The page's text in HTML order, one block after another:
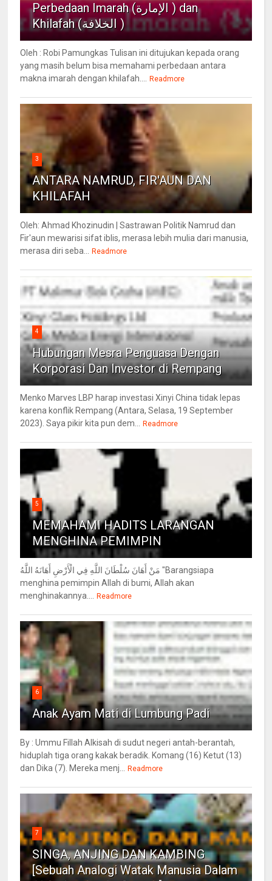
Perbedaan Imarah (الإمارة ) dan
Khilafah (الخلافة )
Oleh : Robi Pamungkas Tulisan ini ditujukan kepada orang
yang masih belum bisa memahami perbedaan antara
makna imarah dengan khilafah....
Readmore
3
ANTARA NAMRUD, FIR'AUN DAN
KHILAFAH
Oleh: Ahmad Khozinudin | Sastrawan Politik Namrud dan
Fir'aun mewarisi sifat iblis, merasa lebih mulia dari manusia,
merasa diri seba...
Readmore
4
Hubungan Mesra Penguasa Dengan
Korporasi Dan Investor di Rempang
Menko Marves LBP harap investasi Xinyi China tidak lepas
karena konflik Rempang (Antara, Selasa, 19 September
2023). Saya pikir kita pun dem...
Readmore
5
MEMAHAMI HADITS LARANGAN
MENGHINA PEMIMPIN
مَنْ أَهَانَ سُلْطَانَ اللَّهِ فِي الْأَرْضِ أَهَانَهُ اللَّهُ "Barangsiapa
menghina pemimpin Allah di bumi, Allah akan
menghinakannya....
Readmore
6
Anak Ayam Mati di Lumbung Padi
By : Ummu Fillah Alkisah di sudut negeri antah-berantah,
hiduplah tiga orang kakak beradik. Komang (16) Ketut (13)
dan Dika (7). Mereka menj...
Readmore
7
SINGA, ANJING DAN KAMBING
[Sebuah Analogi Watak Manusia Dalam